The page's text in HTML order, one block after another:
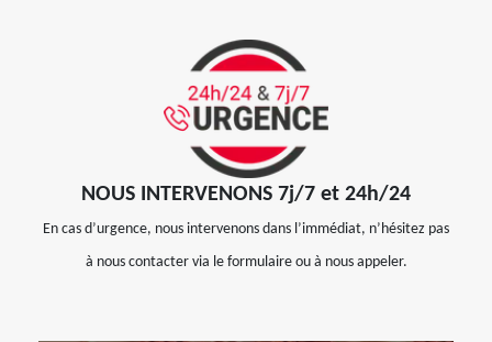
NOUS INTERVENONS 7j/7 et 24h/24
En cas d’urgence, nous intervenons dans l’immédiat, n’hésitez pas
à nous contacter via le formulaire ou à nous appeler.